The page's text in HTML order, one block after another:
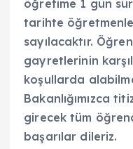
öğretime 1 gün
tarihte
sayılacaktır.
gayretlerinin
koşullarda
Bakanlığımızca
girecek tüm
başarılar dileriz.